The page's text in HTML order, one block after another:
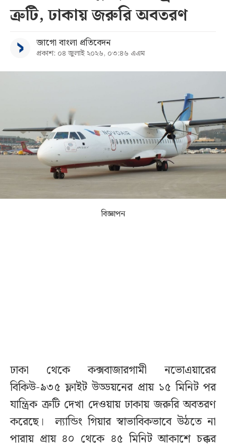
বিভাগ
ত্রুটি, ঢাকায় জরুরি অবতরণ
জাগো বাংলা প্রতিবেদন
প্রকাশ: ০৪ জুলাই ২০২৬, ০৩:৪৬ এএম
বিজ্ঞাপন
ঢাকা থেকে কক্সবাজারগামী নভোএয়ারের
বিকিউ-৯৩৫ ফ্লাইট উড্ডয়নের প্রায় ১৫ মিনিট পর
যান্ত্রিক ত্রুটি দেখা দেওয়ায় ঢাকায় জরুরি অবতরণ
করেছে। ল্যান্ডিং গিয়ার স্বাভাবিকভাবে উঠতে না
পারায় প্রায় ৪০ থেকে ৪৫ মিনিট আকাশে চক্কর